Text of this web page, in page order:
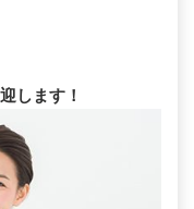
します！